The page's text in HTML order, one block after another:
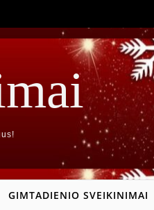
GIMTADIENIO SVEIKINIMAI